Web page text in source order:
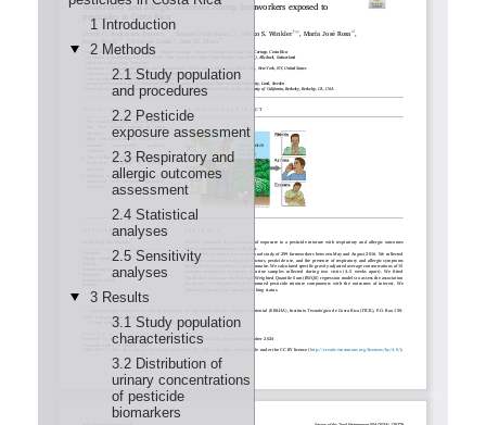
Estos recursos permiten a sus estudiantes y egresados
un mayor desarrollo profesional.